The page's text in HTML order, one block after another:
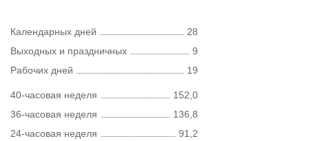
Календарных дней
28
Выходных и праздничных
9
Рабочих дней
19
40-часовая неделя
152,0
36-часовая неделя
136,8
24-часовая неделя
91,2